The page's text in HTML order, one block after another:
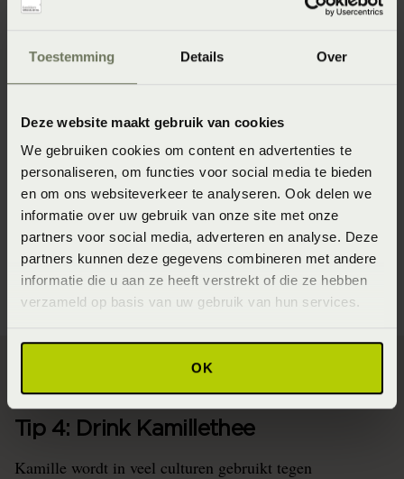
Toestemming Details Over
Deze website maakt gebruik van cookies
We gebruiken cookies om content en advertenties te
personaliseren, om functies voor social media te bieden
en om ons websiteverkeer te analyseren. Ook delen we
informatie over uw gebruik van onze site met onze
partners voor social media, adverteren en analyse. Deze
partners kunnen deze gegevens combineren met andere
informatie die u aan ze heeft verstrekt of die ze hebben
verzameld op basis van uw gebruik van hun services.
OK
je er in je bed niet meer over te piekeren.
Tip 3: Sport niet laat op de avond
kan de kwaliteit van je slaap verbeteren. Maar niet als je
intensieve oefeningen doet vlak voordat je gaat slapen.
Probeer overdag of aan het begin van je avond te sporten.
Ga minstens drie uur voor je naar bed gaat niet meer
trainen.
Tip 4: Drink Kamillethee
Kamille wordt in veel culturen gebruikt tegen